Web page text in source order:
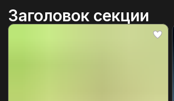
Заголовок секции